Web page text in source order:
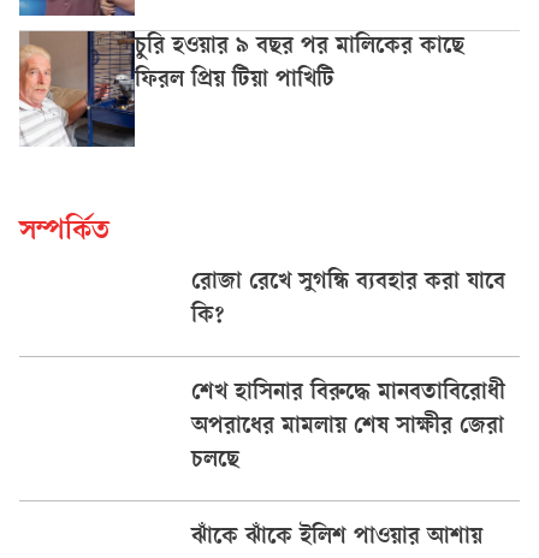
চুরি হওয়ার ৯ বছর পর মালিকের কাছে
ফিরল প্রিয় টিয়া পাখিটি
সম্পর্কিত
রোজা রেখে সুগন্ধি ব্যবহার করা যাবে
কি?
শেখ হাসিনার বিরুদ্ধে মানবতাবিরোধী
অপরাধের মামলায় শেষ সাক্ষীর জেরা
চলছে
ঝাঁকে ঝাঁকে ইলিশ পাওয়ার আশায়